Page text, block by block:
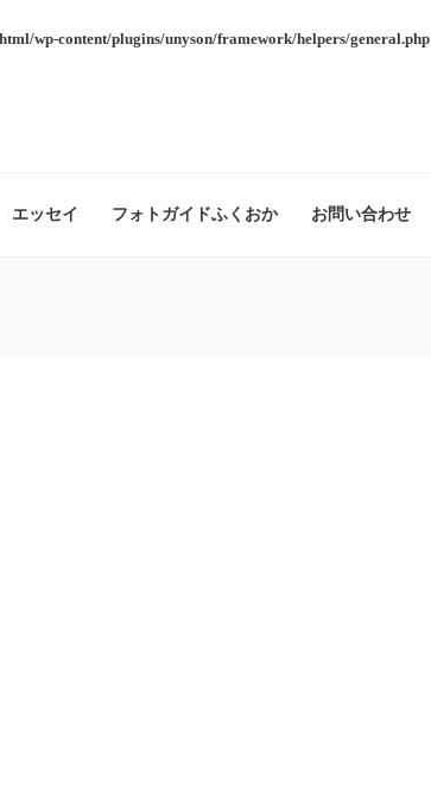
wp-content/plugins/unyson/framework/helpers/general.php
エッセイ フォトガイドふくおか お問い合わせ